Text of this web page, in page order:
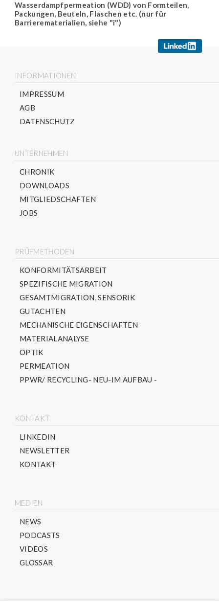
Wasserdampfpermeation (WDD) von Formteilen,
Packungen, Beuteln, Flaschen etc. (nur für
Barrierematerialien, siehe "i")
INFORMATIONEN
IMPRESSUM
AGB
DATENSCHUTZ
UNTERNEHMEN
CHRONIK
DOWNLOADS
MITGLIEDSCHAFTEN
JOBS
PRÜFMETHODEN
KONFORMITÄTSARBEIT
SPEZIFISCHE MIGRATION
GESAMTMIGRATION, SENSORIK
GUTACHTEN
MECHANISCHE EIGENSCHAFTEN
MATERIALANALYSE
OPTIK
PERMEATION
PPWR/ RECYCLING- NEU-IM AUFBAU -
KONTAKT
LINKEDIN
NEWSLETTER
KONTAKT
MEDIEN
NEWS
PODCASTS
VIDEOS
GLOSSAR